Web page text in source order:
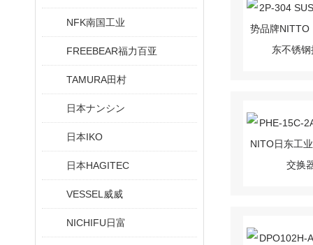
NFK南国工业
FREEBEAR福力百亚
TAMURA田村
日本ナンシン
日本IKO
日本HAGITEC
VESSEL威威
NICHIFU日富